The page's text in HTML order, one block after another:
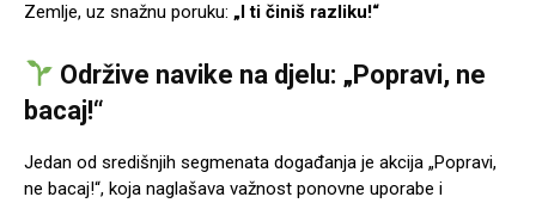
Zemlje, uz snažnu poruku: „I ti činiš razliku!“
Održive navike na djelu: „Popravi, ne
bacaj!“
Jedan od središnjih segmenata događanja je akcija „Popravi,
ne bacaj!“, koja naglašava važnost ponovne uporabe i